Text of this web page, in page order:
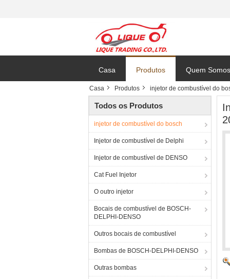
Casa Produtos Quem Somos
Casa Produtos injetor de combustível do
Todos os Produtos
injetor de combustível do bosch
Injetor de combustível de Delphi
Injetor de combustível de DENSO
Cat Fuel Injetor
O outro injetor
Bocais de combustível de BOSCH-
DELPHI-DENSO
Outros bocais de combustível
Bombas de BOSCH-DELPHI-DENSO
Outras bombas